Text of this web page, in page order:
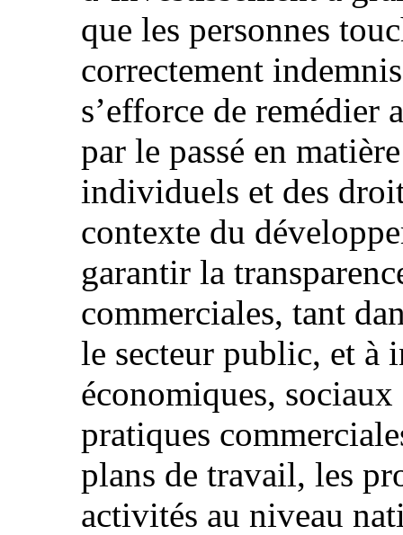
que les personnes
correctement
s’efforce de remédier
par le passé en
individuels et des
contexte du
garantir la
commerciales, tant
le secteur public, et à
économiques,
pratiques
plans de travail, les
activités au niveau